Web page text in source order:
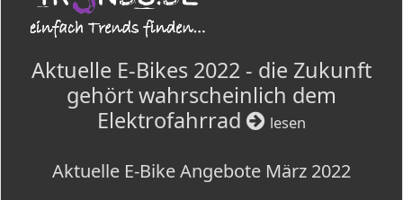
Aktuelle E-Bikes 2022 - die Zukunft
gehört wahrscheinlich dem
Elektrofahrrad
lesen
Aktuelle E-Bike Angebote März 2022